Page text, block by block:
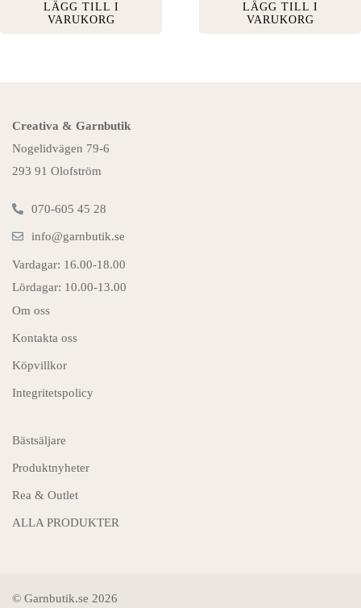
LÄGG TILL I
VARUKORG
LÄGG TILL I
VARUKORG
Creativa & Garnbutik
Nogelidvägen 79-6
293 91 Olofström
070-605 45 28
info@garnbutik.se
Vardagar: 16.00-18.00
Lördagar: 10.00-13.00
Om oss
Kontakta oss
Köpvillkor
Integritetspolicy
Bästsäljare
Produktnyheter
Rea & Outlet
ALLA PRODUKTER
© Garnbutik.se 2026